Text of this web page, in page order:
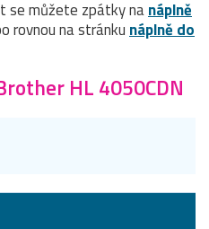
se můžete zpátky nanáplně
rovnou na stránku náplně do
HL 4050CDN